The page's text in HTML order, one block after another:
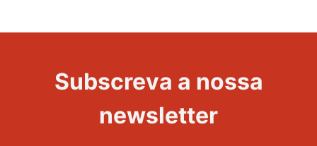
Evento
Maravilhas
Subscreva a nossa
newsletter